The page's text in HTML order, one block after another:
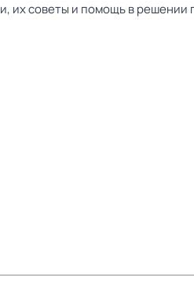
их советы и помощь в решении